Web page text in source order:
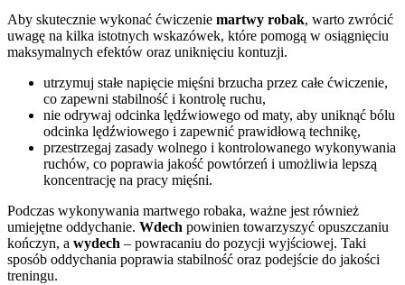
Aby skutecznie wykonać ćwiczenie martwy robak, warto zwrócić
uwagę na kilka istotnych wskazówek, które pomogą w osiągnięciu
maksymalnych efektów oraz uniknięciu kontuzji.
utrzymuj stałe napięcie mięśni brzucha przez całe ćwiczenie,
co zapewni stabilność i kontrolę ruchu,
nie odrywaj odcinka lędźwiowego od maty, aby uniknąć bólu
odcinka lędźwiowego i zapewnić prawidłową technikę,
przestrzegaj zasady wolnego i kontrolowanego wykonywania
ruchów, co poprawia jakość powtórzeń i umożliwia lepszą
koncentrację na pracy mięśni.
Podczas wykonywania martwego robaka, ważne jest również
umiejętne oddychanie. Wdech powinien towarzyszyć opuszczaniu
kończyn, a wydech – powracaniu do pozycji wyjściowej. Taki
sposób oddychania poprawia stabilność oraz podejście do jakości
treningu.